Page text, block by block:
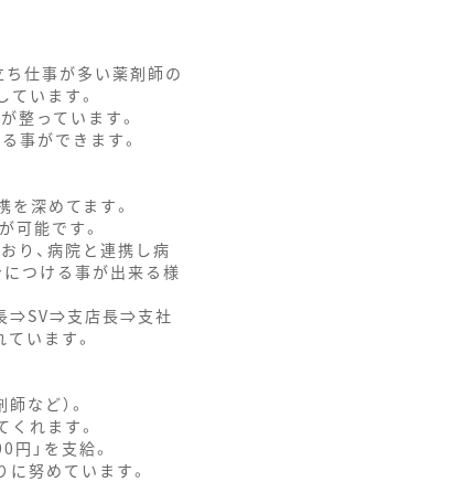
仕事が多い薬剤師の
います。
整っています。
事ができます。
深めてます。
可能です。
り、病院と連携し病
つける事が出来る様
長⇒SV⇒支店長⇒支社
います。
など）。
れます。
」を支給。
努めています。